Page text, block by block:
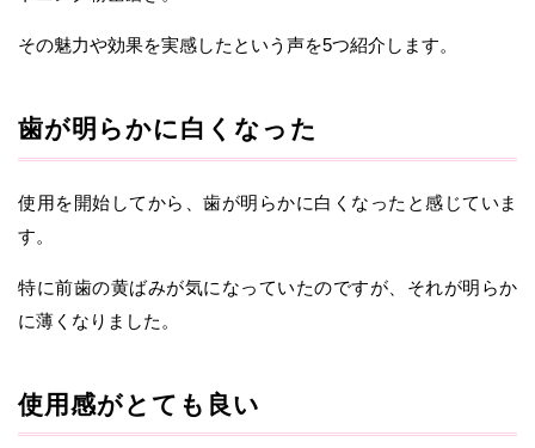
その魅力や効果を実感したという声を5つ紹介します。
歯が明らかに白くなった
使用を開始してから、歯が明らかに白くなったと感じていま
す。
特に前歯の黄ばみが気になっていたのですが、それが明らか
に薄くなりました。
使用感がとても良い